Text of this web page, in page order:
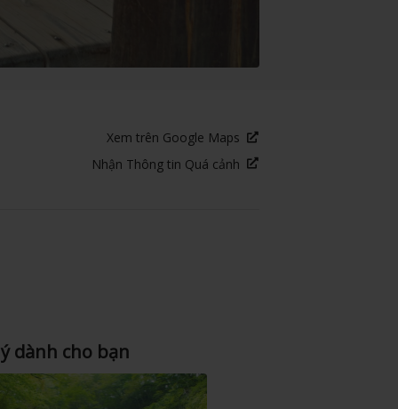
Xem trên Google Maps
Nhận Thông tin Quá cảnh
dành cho bạn